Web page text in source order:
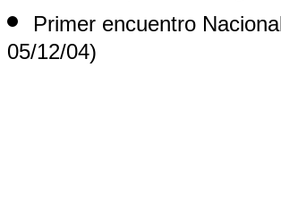
Primer encuentro
05/12/04)